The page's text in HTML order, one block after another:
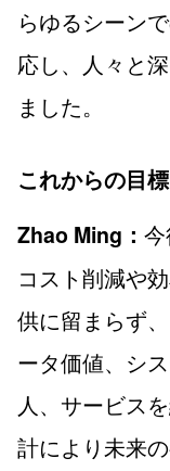
らゆるシーン
応し、人々と
ました。
これからの目
Zhao Ming：
コスト削減や
供に留まらず
ータ価値、シ
人、サービス
計により未来